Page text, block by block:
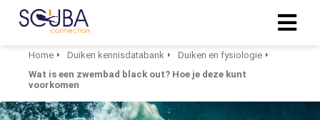
Home Duiken kennisdatabank
Duiken en fysiologie
Wat is een zwembad black out? Hoe je deze kunt
voorkomen